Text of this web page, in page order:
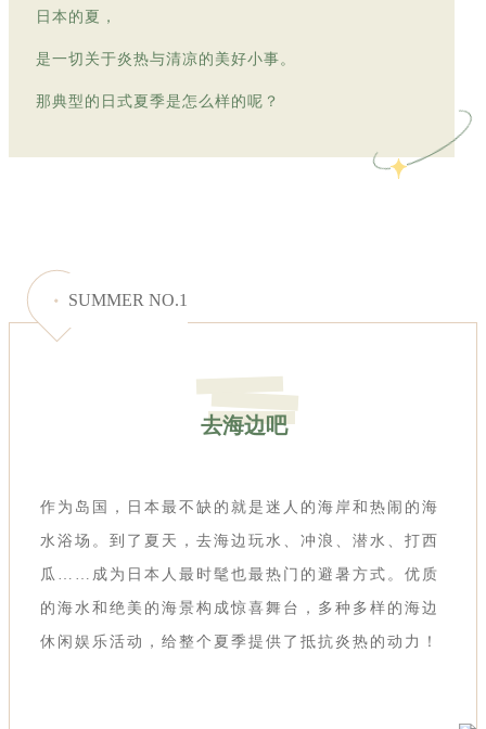
日本的夏，
是一切关于炎热与清凉的美好小事。
那典型的日式夏季是怎么样的呢？
SUMMER NO.1
去海边吧
作为岛国，日本最不缺的就是迷人的海岸和热闹的海
水浴场。到了夏天，去海边玩水、冲浪、潜水、打西
瓜……成为日本人最时髦也最热门的避暑方式。优质
的海水和绝美的海景构成惊喜舞台，多种多样的海边
休闲娱乐活动，给整个夏季提供了抵抗炎热的动力！